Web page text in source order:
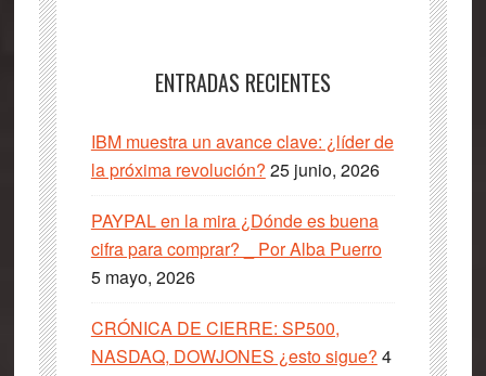
ENTRADAS RECIENTES
IBM muestra un avance clave: ¿líder de
la próxima revolución? 25 junio, 2026
PAYPAL en la mira ¿Dónde es buena
cifra para comprar? _ Por Alba Puerro
5 mayo, 2026
CRÓNICA DE CIERRE: SP500,
NASDAQ, DOWJONES ¿esto sigue? 4